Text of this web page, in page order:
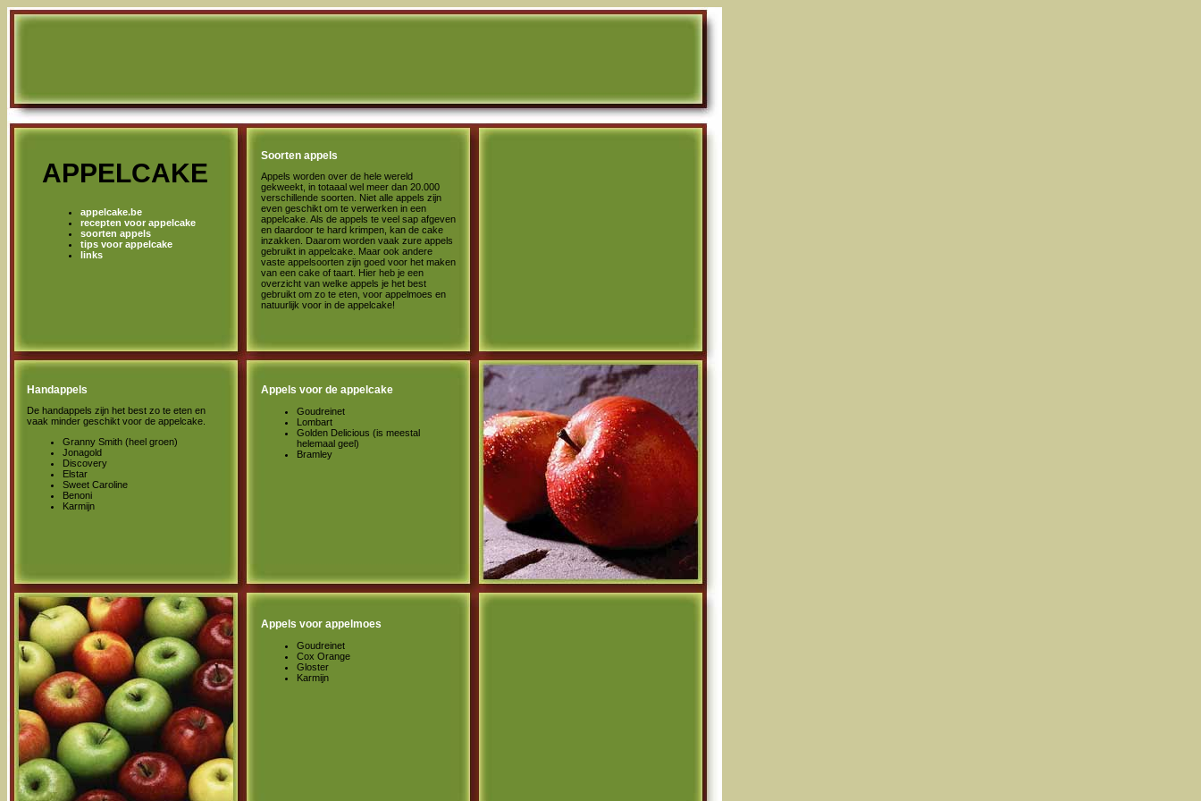
APPELCAKE
appelcake.be
recepten voor appelcake
soorten appels
tips voor appelcake
links
Soorten appels
Appels worden over de hele wereld
gekweekt, in totaaal wel meer dan 20.000
verschillende soorten. Niet alle appels zijn
even geschikt om te verwerken in een
appelcake. Als de appels te veel sap afgeven
en daardoor te hard krimpen, kan de cake
inzakken. Daarom worden vaak zure appels
gebruikt in appelcake. Maar ook andere
vaste appelsoorten zijn goed voor het maken
van een cake of taart. Hier heb je een
overzicht van welke appels je het best
gebruikt om zo te eten, voor appelmoes en
natuurlijk voor in de appelcake!
Handappels
De handappels zijn het best zo te eten en
vaak minder geschikt voor de appelcake.
Granny Smith (heel groen)
Jonagold
Discovery
Elstar
Sweet Caroline
Benoni
Karmijn
Appels voor de appelcake
Goudreinet
Lombart
Golden Delicious (is meestal
helemaal geel)
Bramley
Appels voor appelmoes
Goudreinet
Cox Orange
Gloster
Karmijn